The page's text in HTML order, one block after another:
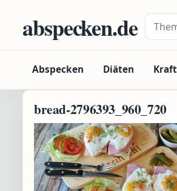
abspecken.de
Abspecken Diäten
bread-2796393_960_720